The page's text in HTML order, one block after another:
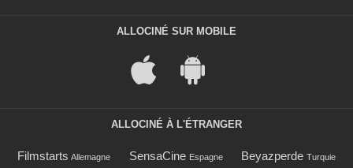
ALLOCINÉ SUR MOBILE
ALLOCINÉ À L'ÉTRANGER
Filmstarts Allemagne SensaCine Espagne Beyazperde Turquie